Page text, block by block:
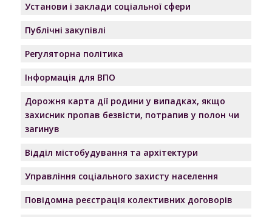
Установи і заклади соціальної сфери
Публічні закупівлі
Регуляторна політика
Інформація для ВПО
Дорожня карта дії родини у випадках, якщо
захисник пропав безвісти, потрапив у полон чи
загинув
Відділ містобудування та архітектури
Управління соціального захисту населення
Повідомна реєстрація колективних договорів